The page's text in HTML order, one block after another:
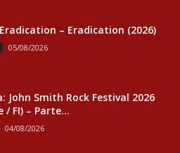
– Eradication (2026)
05/08/2026
John Smith Rock Festival 2026
/ FI) – Parte...
04/08/2026